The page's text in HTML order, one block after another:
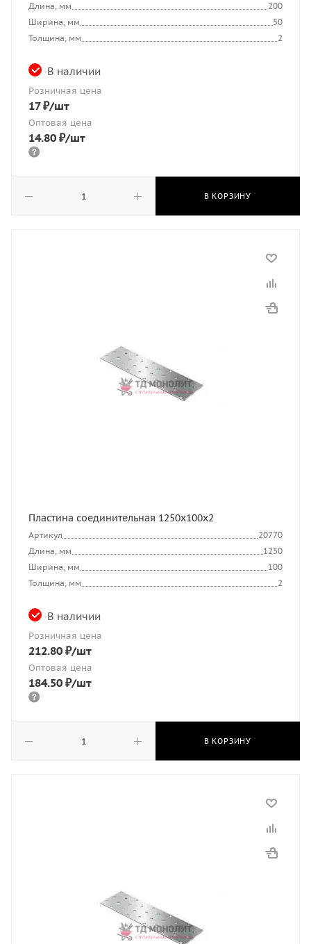
Длина, мм
200
Ширина, мм
50
Толщина, мм
2
В наличии
Розничная цена
17₽/шт
Оптовая цена
14.80 ₽/шт
В КОРЗИНУ
Пластина соединительная 1250х100х2
Артикул
20770
Длина, мм
1250
Ширина, мм
100
Толщина, мм
2
В наличии
Розничная цена
212.80 ₽/шт
Оптовая цена
184.50 ₽/шт
В КОРЗИНУ